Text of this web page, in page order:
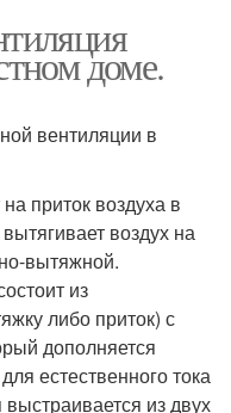
доме.
вентиляции в
приток воздуха в
воздух на
вытяжной.
из
либо приток) с
дополняется
естественного тока
из двух